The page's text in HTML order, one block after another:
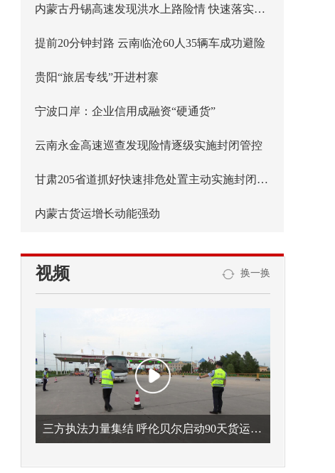
内蒙古丹锡高速发现洪水上路险情 快速落实主线封闭管控
提前20分钟封路 云南临沧60人35辆车成功避险
贵阳“旅居专线”开进村寨
宁波口岸：企业信用成融资“硬通货”
云南永金高速巡查发现险情逐级实施封闭管控
甘肃205省道抓好快速排危处置主动实施封闭管控
内蒙古货运增长动能强劲
视频 换一换
三方执法力量集结 呼伦贝尔启动90天货运车辆违法专项整治